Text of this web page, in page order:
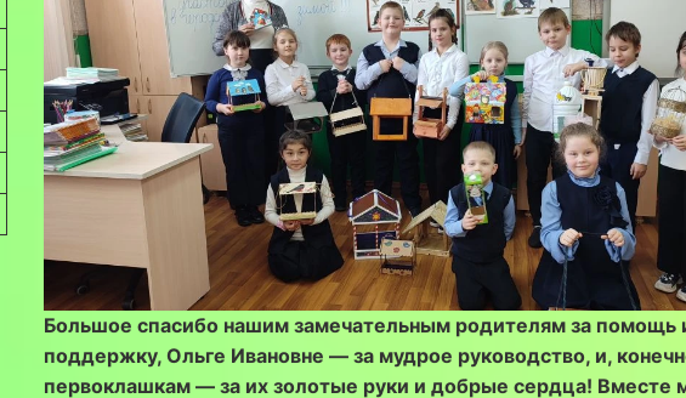
Большое спасибо нашим замечательным родителям за помощь
поддержку, Ольге Ивановне — за мудрое руководство, и,
первоклашкам — за их золотые руки и добрые сердца! Вместе